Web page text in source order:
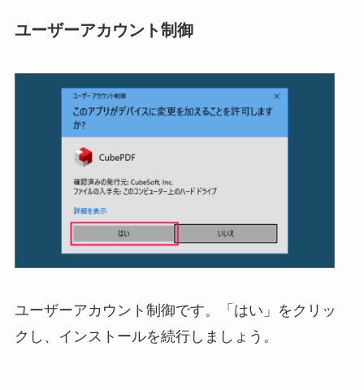
ユーザーアカウント制御
ユーザーアカウント制御です。「はい」をクリッ
クし、インストールを続行しましょう。